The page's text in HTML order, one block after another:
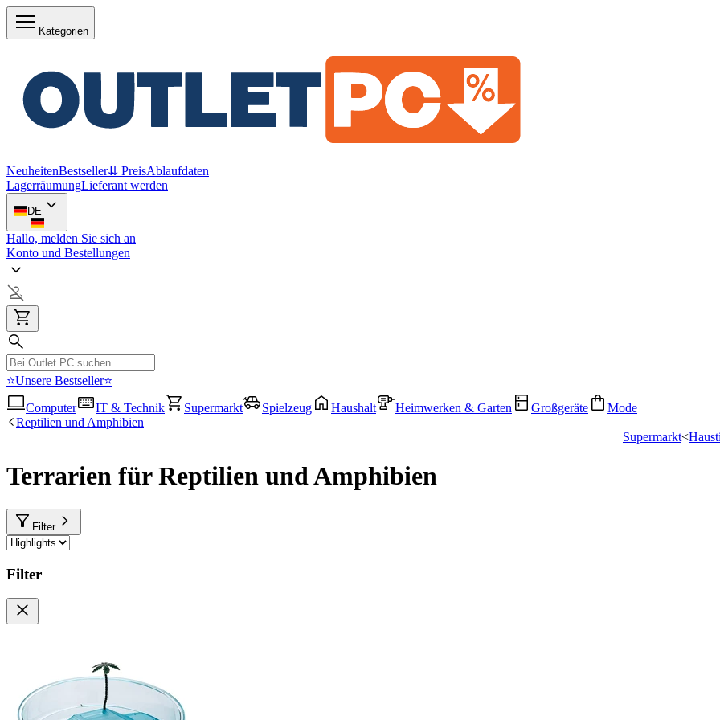
Kategorien
NeuheitenBestseller⇊ PreisAblaufdaten
LagerräumungLieferant werden
DE
Hallo, melden Sie sich an
Konto und Bestellungen
⭐Unsere Bestseller⭐
Computer
IT & Technik Supermarkt Spielzeug Haushalt Heimwerken & Garten Großgeräte
Mode
Reptilien und Amphibien
Supermarkt<
Terrarien für Reptilien und Amphibien
Filter
Filter